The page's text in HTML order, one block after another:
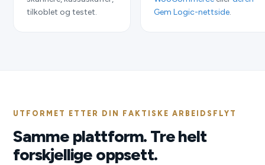
tilkoblet og testet.
Gem Logic-nettside.
UTFORMET ETTER DIN FAKTISKE ARBEIDSFLYT
Samme plattform. Tre helt
forskjellige oppsett.